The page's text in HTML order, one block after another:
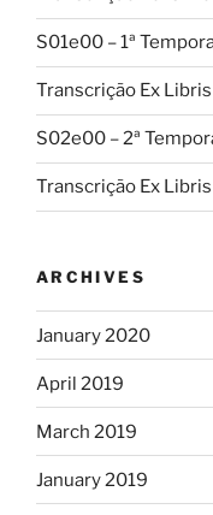
S01e00 – 1ª
Transcrição Ex
S02e00 – 2ª
Transcrição Ex
ARCHIVES
January 2020
April 2019
March 2019
January 2019